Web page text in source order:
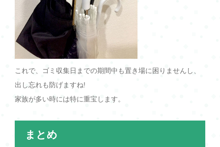
これで、ゴミ収集日までの期間中も置き場に困りませんし、
出し忘れも防げますね!
家族が多い時には特に重宝します。
まとめ